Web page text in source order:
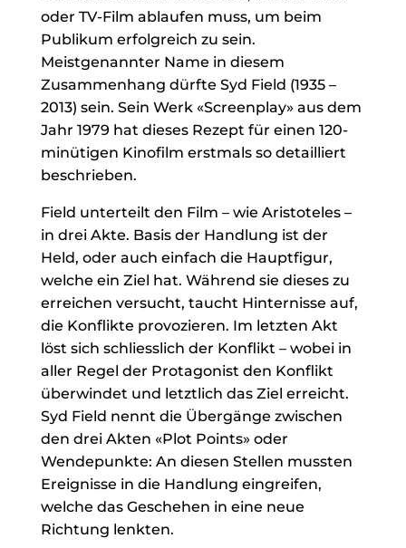
oder TV-Film ablaufen muss, um beim
Publikum erfolgreich zu sein.
Meistgenannter Name in diesem
Zusammenhang dürfte Syd Field (1935 –
2013) sein. Sein Werk «Screenplay» aus dem
Jahr 1979 hat dieses Rezept für einen 120-
minütigen Kinofilm erstmals so detailliert
beschrieben.
Field unterteilt den Film – wie Aristoteles –
in drei Akte. Basis der Handlung ist der
Held, oder auch einfach die Hauptfigur,
welche ein Ziel hat. Während sie dieses zu
erreichen versucht, taucht Hinternisse auf,
die Konflikte provozieren. Im letzten Akt
löst sich schliesslich der Konflikt – wobei in
aller Regel der Protagonist den Konflikt
überwindet und letztlich das Ziel erreicht.
Syd Field nennt die Übergänge zwischen
den drei Akten «Plot Points» oder
Wendepunkte: An diesen Stellen mussten
Ereignisse in die Handlung eingreifen,
welche das Geschehen in eine neue
Richtung lenkten.